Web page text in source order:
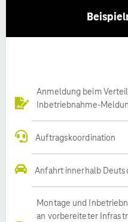
Anmeldung beim
Inbetriebnahme-
Auftragskoordination
Anfahrt innerhalb
Montage und
an vorbereiteter